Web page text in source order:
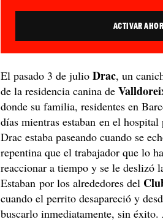
ACTIVAR
El pasado 3 de julioDrac, un
de la residencia canina de
donde su familia, residentes en
días mientras estaban en el
Drac estaba paseando cuando se
repentina que el trabajador que lo
reaccionar a tiempo y se le deslizó
Estaban por los alrededores del
cuando el perrito desapareció y
buscarlo inmediatamente, sin